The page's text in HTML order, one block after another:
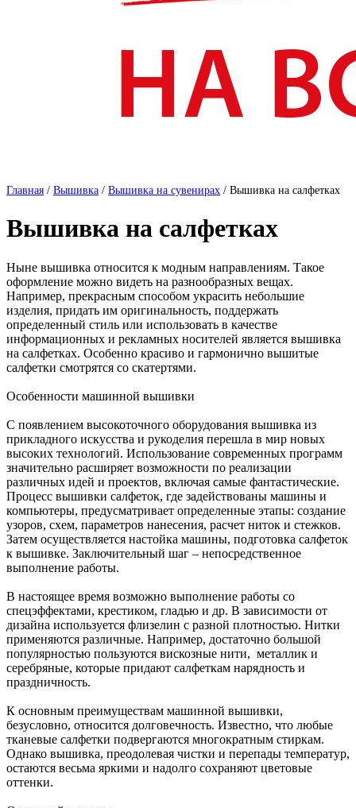
Главная / Вышивка / Вышивка на сувенирах / Вышивка на салфетках
Вышивка на салфетках
Ныне вышивка относится к модным направлениям. Такое
оформление можно видеть на разнообразных вещах.
Например, прекрасным способом украсить небольшие
изделия, придать им оригинальность, поддержать
определенный стиль или использовать в качестве
информационных и рекламных носителей является вышивка
на салфетках. Особенно красиво и гармонично вышитые
салфетки смотрятся со скатертями.
Особенности машинной вышивки
С появлением высокоточного оборудования вышивка из
прикладного искусства и рукоделия перешла в мир новых
высоких технологий. Использование современных программ
значительно расширяет возможности по реализации
различных идей и проектов, включая самые фантастические.
Процесс вышивки салфеток, где задействованы машины и
компьютеры, предусматривает определенные этапы: создание
узоров, схем, параметров нанесения, расчет ниток и стежков.
Затем осуществляется настойка машины, подготовка салфеток
к вышивке. Заключительный шаг – непосредственное
выполнение работы.
В настоящее время возможно выполнение работы со
спецэффектами, крестиком, гладью и др. В зависимости от
дизайна используется флизелин с разной плотностью. Нитки
применяются различные. Например, достаточно большой
популярностью пользуются вискозные нити, металлик и
серебряные, которые придают салфеткам нарядность и
праздничность.
К основным преимуществам машинной вышивки,
безусловно, относится долговечность. Известно, что любые
тканевые салфетки подвергаются многократным стиркам.
Однако вышивка, преодолевая чистки и перепады температур,
остаются весьма яркими и надолго сохраняют цветовые
оттенки.